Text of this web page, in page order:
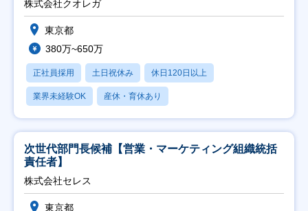
株式会社クオレガ
東京都
380万~650万
正社員採用 土日祝休み 休日120日以上
業界未経験OK 産休・育休あり
次世代部門長候補【営業・マーケティング組織統括
責任者】
株式会社セレス
東京都